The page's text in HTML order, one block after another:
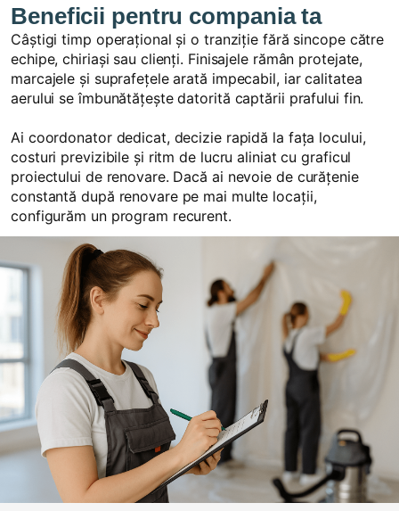
Beneficii pentru compania ta
Câștigi timp operațional și o tranziție fără sincope către
echipe, chiriași sau clienți. Finisajele rămân protejate,
marcajele și suprafețele arată impecabil, iar calitatea
aerului se îmbunătățește datorită captării prafului fin.
Ai coordonator dedicat, decizie rapidă la fața locului,
costuri previzibile și ritm de lucru aliniat cu graficul
proiectului de renovare. Dacă ai nevoie de curățenie
constantă după renovare pe mai multe locații,
configurăm un program recurent.